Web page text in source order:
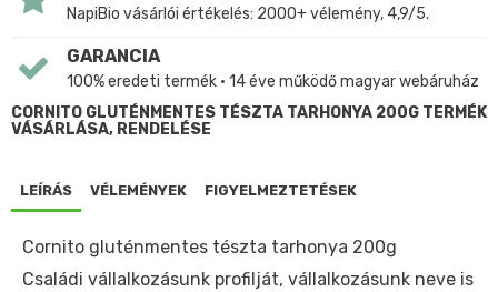
NapiBio vásárlói értékelés: 2000+ vélemény, 4,9/5.
GARANCIA
100% eredeti termék • 14 éve működő magyar webáruház
CORNITO GLUTÉNMENTES TÉSZTA TARHONYA 200G TERMÉK
VÁSÁRLÁSA, RENDELÉSE
LEÍRÁS VÉLEMÉNYEK FIGYELMEZTETÉSEK
Cornito gluténmentes tészta tarhonya 200g
Családi vállalkozásunk profilját, vállalkozásunk neve is